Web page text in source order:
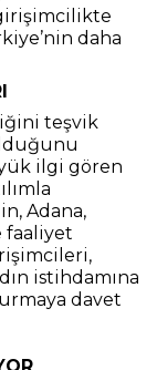
daha
teşvik
ilgi gören
Adana,
faaliyet
istihdamına
davet